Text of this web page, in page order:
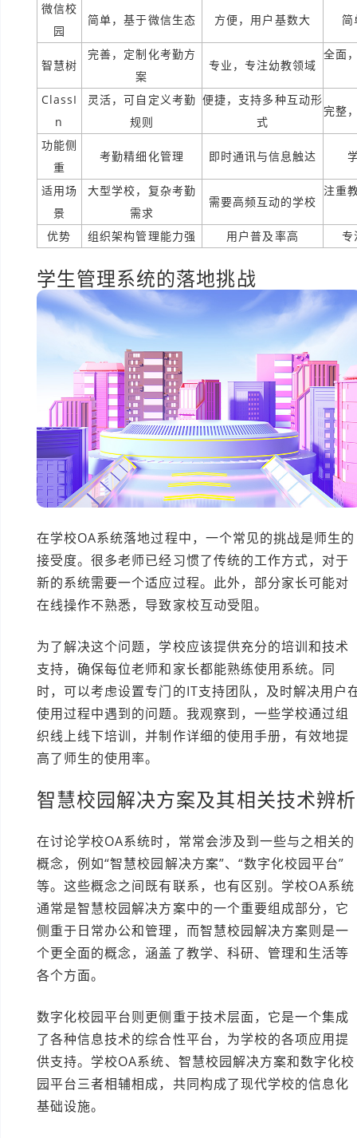
微信校
园
简单，基于微信生态 方便，用户基数大 简
智慧树
完善，定制化考勤方
案
专业，专注幼教领域
全面
ClassI
n
灵活，可自定义考勤
规则
便捷，支持多种互动形
式
完整
功能侧
重
考勤精细化管理 即时通讯与信息触达
适用场
景
大型学校，复杂考勤
需求
需要高频互动的学校
注重
优势 组织架构管理能力强 用户普及率高 专
学生管理系统的落地挑战
在学校OA系统落地过程中，一个常见的挑战是师生的
接受度。很多老师已经习惯了传统的工作方式，对于
新的系统需要一个适应过程。此外，部分家长可能对
在线操作不熟悉，导致家校互动受阻。
为了解决这个问题，学校应该提供充分的培训和技术
支持，确保每位老师和家长都能熟练使用系统。同
时，可以考虑设置专门的IT支持团队，及时解决用户
使用过程中遇到的问题。我观察到，一些学校通过组
织线上线下培训，并制作详细的使用手册，有效地提
高了师生的使用率。
智慧校园解决方案及其相关技术辨析
在讨论学校OA系统时，常常会涉及到一些与之相关的
概念，例如“智慧校园解决方案”、“数字化校园平台”
等。这些概念之间既有联系，也有区别。学校OA系统
通常是智慧校园解决方案中的一个重要组成部分，它
侧重于日常办公和管理，而智慧校园解决方案则是一
个更全面的概念，涵盖了教学、科研、管理和生活等
各个方面。
数字化校园平台则更侧重于技术层面，它是一个集成
了各种信息技术的综合性平台，为学校的各项应用提
供支持。学校OA系统、智慧校园解决方案和数字化校
园平台三者相辅相成，共同构成了现代学校的信息化
基础设施。